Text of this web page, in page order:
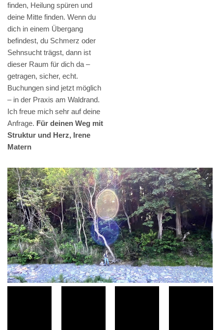
finden, Heilung spüren und
deine Mitte finden. Wenn du
dich in einem Übergang
befindest, du Schmerz oder
Sehnsucht trägst, dann ist
dieser Raum für dich da –
getragen, sicher, echt.
Buchungen sind jetzt möglich
– in der Praxis am Waldrand.
Ich freue mich sehr auf deine
Anfrage. Für deinen Weg mit
Struktur und Herz, Irene
Matern